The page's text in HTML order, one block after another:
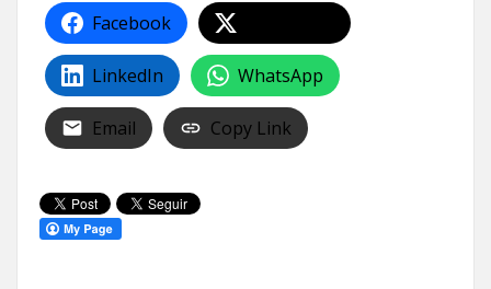
Facebook
LinkedIn WhatsApp
Email Copy Link